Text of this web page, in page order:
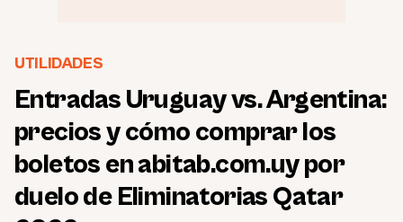
UTILIDADES
Entradas Uruguay vs. Argentina:
precios y cómo comprar los
boletos en abitab.com.uy por
duelo de Eliminatorias Qatar